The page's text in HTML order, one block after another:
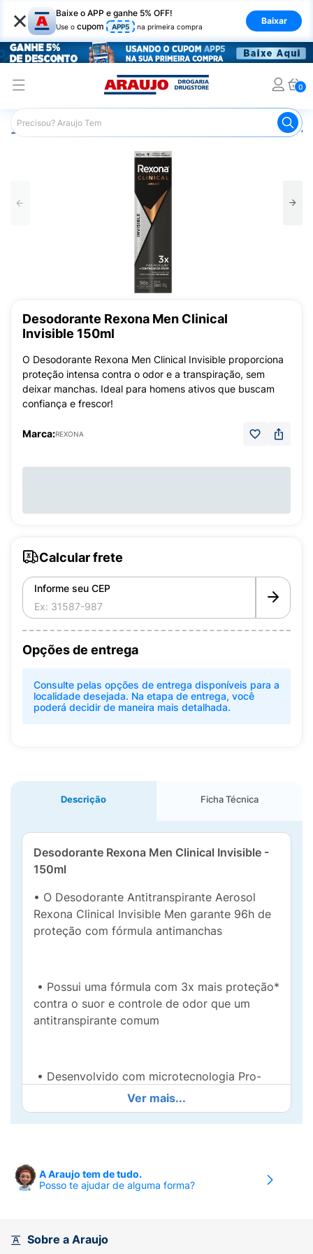
× Baixe o APP e ganhe 5% OFF!
Use o cupom APP5 na primeira compra
Baixar
0
Araujo Higiene Pessoal Desodorante
Desodorante Rexona Men Clinical
Invisible 150ml
O Desodorante Rexona Men Clinical Invisible proporciona
proteção intensa contra o odor e a transpiração, sem
deixar manchas. Ideal para homens ativos que buscam
confiança e frescor!
Marca:REXONA
Calcular frete
Informe seu CEP
Opções de entrega
Consulte pelas opções de entrega disponíveis para a
localidade desejada. Na etapa de entrega, você
poderá decidir de maneira mais detalhada.
Descrição Ficha Técnica
Desodorante Rexona Men Clinical Invisible -
150ml
• O Desodorante Antitranspirante Aerosol
Rexona Clinical Invisible Men garante 96h de
proteção com fórmula antimanchas
• Possui uma fórmula com 3x mais proteção*
contra o suor e controle de odor que um
antitranspirante comum
• Desenvolvido com microtecnologia Pro-
Defense, que previne o suor, neutraliza o mau
odor e refresca
• Rexona Clinical Invisible Men é
dermatologicamente testado, e por isso gentil
Ver mais...
A Araujo tem de tudo.
Posso te ajudar de alguma forma?
Sobre a Araujo